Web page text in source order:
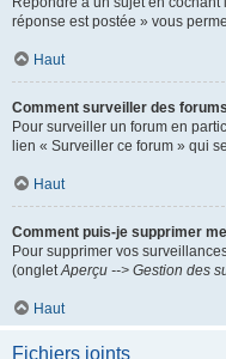
réponse est postée » vous
Haut
Comment surveiller des
Pour surveiller un forum en
lien « Surveiller ce forum » qui
Haut
Comment puis-je supprimer
Pour supprimer vos
(ongletAperçu --> Gestion des
Haut
Fichiers joints